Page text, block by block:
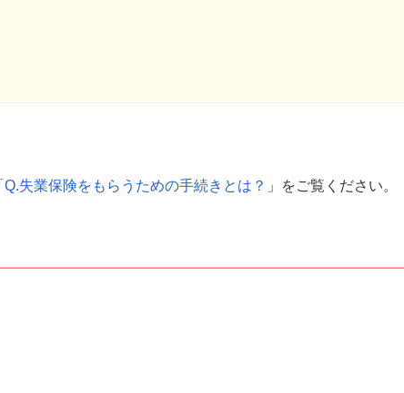
Q.失業保険をもらうための手続きとは？ 」をご覧ください。